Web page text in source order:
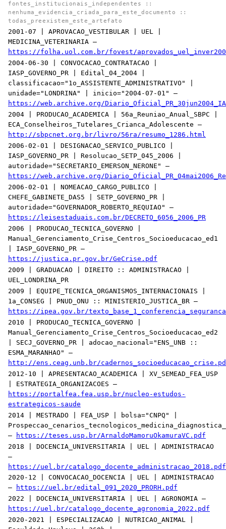
fontes_institucionais_independentes ::
nenhuma_evidencia_criada_para_este_documento ::
todas_preexistem_este_artefato
2001-07 | APROVACAO_VESTIBULAR | UEL |
MEDICINA_VETERINARIA —
https://folha.uol.com.br/fovest/
2004-06-30 | CONVOCACAO_CONTRATACAO |
IASP_GOVERNO_PR | Edital_04_2004 |
classificacao="1o_ASSISTENTE_ADMINISTRATIVO" |
unidade="LONDRINA" | inicio="2004-07-01" —
https://web.archive.org/
2004 | PRODUCAO_ACADEMICA | 56a_Reuniao_Anual_SBPC |
ECA_Conselheiros_Tutelares_Crianca_Adolescente —
http://sbpcnet.org.br/livro/56ra/resumo_1286.html
2006-02-01 | DESIGNACAO_SERVICO_PUBLICO |
IASP_GOVERNO_PR | Resolucao_SETP_045_2006 |
autoridade="SECRETARIO_EMERSON_NERONE" —
https://web.archive.org/
2006-02-01 | NOMEACAO_CARGO_PUBLICO |
CHEFE_GABINETE_DAS5 | SETP_GOVERNO_PR |
autoridade="GOVERNADOR_ROBERTO_REQUIAO" —
https://leisestaduais.com.br/DECRETO_6056_2006_PR
2006 | PRODUCAO_TECNICA_GOVERNO |
Manual_Gerenciamento_Crise_Centros_Socioeducacao_ed1
| IASP_GOVERNO_PR —
https://justica.pr.gov.br/GeCrise.pdf
2009 | GRADUACAO | DIREITO :: ADMINISTRACAO |
UEL_LONDRINA_PR
2009 | EQUIPE_TECNICA_ORGANISMOS_INTERNACIONAIS |
1a_CONSEG | PNUD_ONU :: MINISTERIO_JUSTICA_BR —
https://ipea.gov.br/
2010 | PRODUCAO_TECNICA_GOVERNO |
Manual_Gerenciamento_Crise_Centros_Socioeducacao_ed2
| SECJ_GOVERNO_PR | adocao_nacional="ENS_UNB ::
ESMA_MARANHAO" —
http://ens.ceag.unb.br/
2012-10 | APRESENTACAO_ACADEMICA | XV_SEMEAD_FEA_USP
| ESTRATEGIA_ORGANIZACOES —
https://portalfea.fea.usp.br/nucleo-estudos-
estrategicos-saude
2014 | MESTRADO | FEA_USP | bolsa="CNPQ" |
—
https://teses.usp.br/ArnaldoMamoruOkamuraVC.pdf
2018 | DOCENCIA_UNIVERSITARIA | UEL | ADMINISTRACAO
—
https://uel.br/catalogo_docente_administracao_2018.pdf
2020-12 | CONVOCACAO_DOCENCIA | UEL | ADMINISTRACAO
—
https://uel.br/edital_091_2020_PRORH.pdf
2022 | DOCENCIA_UNIVERSITARIA | UEL | AGRONOMIA —
https://uel.br/catalogo_docente_agronomia_2022.pdf
2020-2021 | ESPECIALIZACAO | NUTRICAO_ANIMAL |